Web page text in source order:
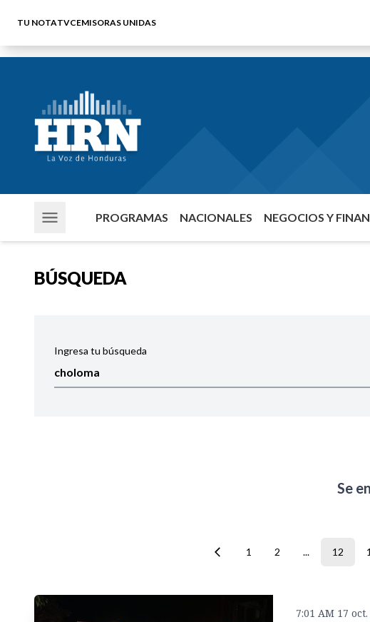
TU NOTATVCEMISORAS UNIDAS
PROGRAMAS NACIONALES NEGOCIOS Y
BÚSQUEDA
Ingresa tu búsqueda
Se
1 2 ... 12
7:01 AM 17